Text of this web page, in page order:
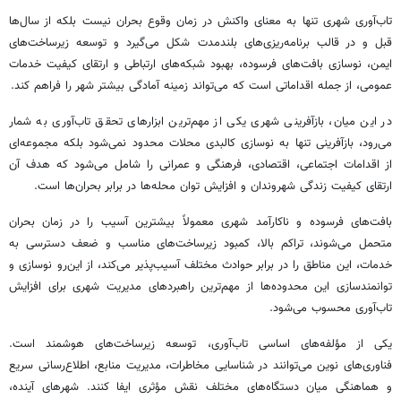
تاب‌آوری شهری تنها به معنای واکنش در زمان وقوع بحران نیست بلکه از سال‌ها
قبل و در قالب برنامه‌ریزی‌های بلندمدت شکل می‌گیرد و توسعه زیرساخت‌های
ایمن، نوسازی بافت‌های فرسوده، بهبود شبکه‌های ارتباطی و ارتقای کیفیت خدمات
عمومی، از جمله اقداماتی است که می‌تواند زمینه آمادگی بیشتر شهر را فراهم کند.
در این میان، بازآفرینی شهری یکی از مهم‌ترین ابزارهای تحقق تاب‌آوری به شمار
می‌رود، بازآفرینی تنها به نوسازی کالبدی محلات محدود نمی‌شود بلکه مجموعه‌ای
از اقدامات اجتماعی، اقتصادی، فرهنگی و عمرانی را شامل می‌شود که هدف آن
ارتقای کیفیت زندگی شهروندان و افزایش توان محله‌ها در برابر بحران‌ها است.
بافت‌های فرسوده و ناکارآمد شهری معمولاً بیشترین آسیب را در زمان بحران
متحمل می‌شوند، تراکم بالا، کمبود زیرساخت‌های مناسب و ضعف دسترسی به
خدمات، این مناطق را در برابر حوادث مختلف آسیب‌پذیر می‌کند، از این‌رو نوسازی و
توانمندسازی این محدوده‌ها از مهم‌ترین راهبردهای مدیریت شهری برای افزایش
تاب‌آوری محسوب می‌شود.
یکی از مؤلفه‌های اساسی تاب‌آوری، توسعه زیرساخت‌های هوشمند است.
فناوری‌های نوین می‌توانند در شناسایی مخاطرات، مدیریت منابع، اطلاع‌رسانی سریع
و هماهنگی میان دستگاه‌های مختلف نقش مؤثری ایفا کنند. شهرهای آینده،